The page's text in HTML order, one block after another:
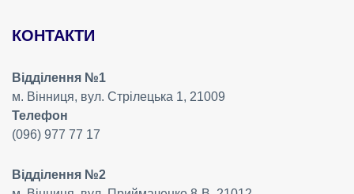
КОНТАКТИ
Відділення №1
м. Вінниця, вул. Стрілецька 1, 21009
Телефон
(096) 977 77 17
Відділення №2